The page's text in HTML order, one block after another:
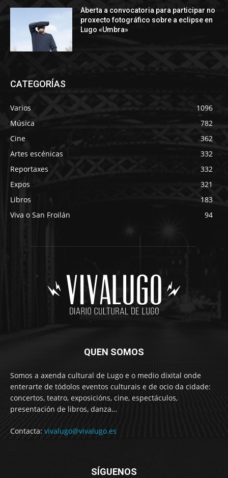
Aberta a convocatoria para participar no
proxecto fotográfico sobre a eclipse en
Lugo «Umbra»
CATEGORÍAS
Varios
1096
Música
782
Cine
362
Artes escénicas
332
Reportaxes
332
Expos
321
Libros
183
Viva o San Froilán
94
QUEN SOMOS
Somos a axenda cultural de Lugo e o medio dixital onde
enterarte de tódolos eventos culturais e de ocio da cidade:
concertos, teatro, exposicións, cine, espectáculos,
presentación de libros, danza…
Contacta: vivalugo@vivalugo.es
SÍGUENOS